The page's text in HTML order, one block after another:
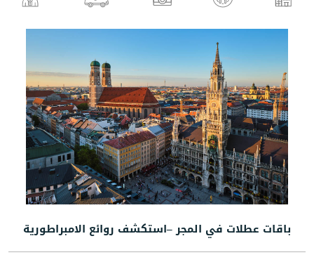
باقات عطلات في المجر –استكشف روائع الامبراطورية